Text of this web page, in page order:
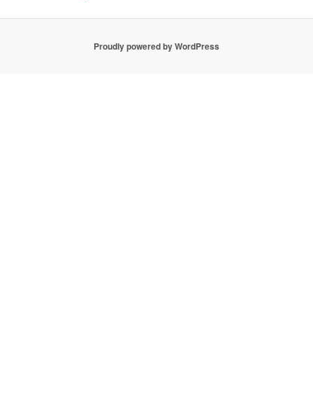
Proudly powered by WordPress